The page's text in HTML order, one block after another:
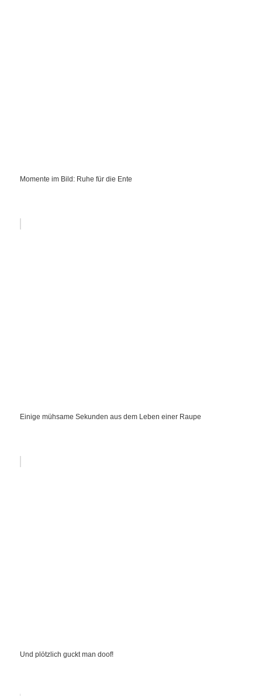
Momente im Bild: Ruhe für die Ente
Einige mühsame Sekunden aus dem Leben einer Raupe
Und plötzlich guckt man doof!